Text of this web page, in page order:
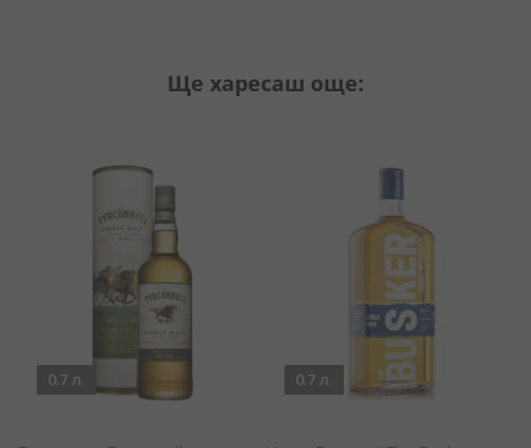
Ще харесаш още:
0.7 л. 0.7 л.